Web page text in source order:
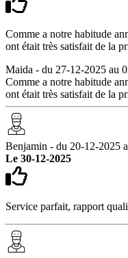
Comme a notre habitude
ont était très satisfait de la
Maida - du 27-12-2025 au
Comme a notre habitude
ont était très satisfait de la
Benjamin - du 20-12-2025
Le 30-12-2025
Service parfait, rapport